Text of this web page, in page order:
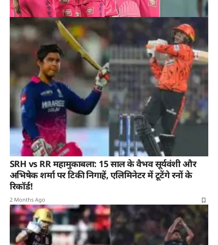
SRH vs RR महामुकाबला: 15 साल के वैभव सूर्यवंशी और
अभिषेक शर्मा पर टिकी निगाहें, एलिमिनेटर में टूटेंगे रनों के
रिकॉर्ड!
2 Months Ago